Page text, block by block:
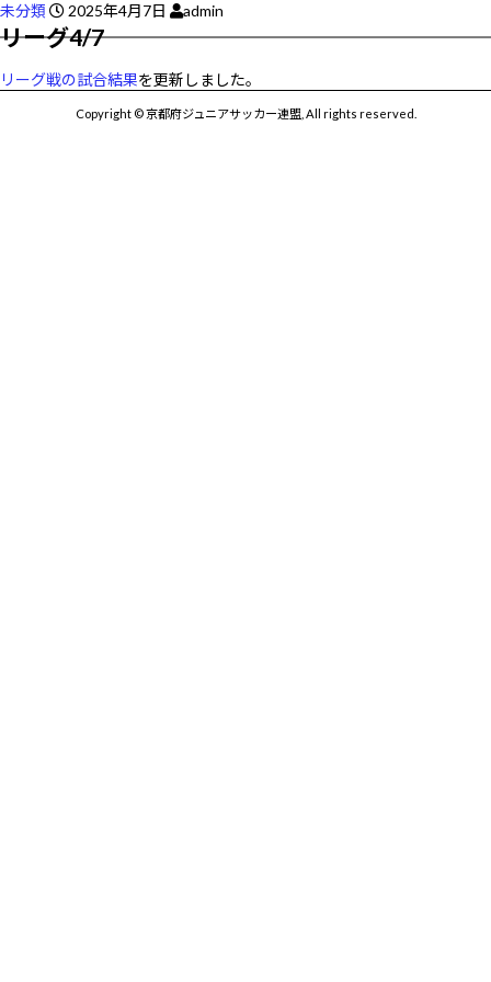
未分類 2025年4月7日 admin
リーグ4/7
リーグ戦の試合結果を更新しました。
Copyright © 京都府ジュニアサッカー連盟, All rights reserved.